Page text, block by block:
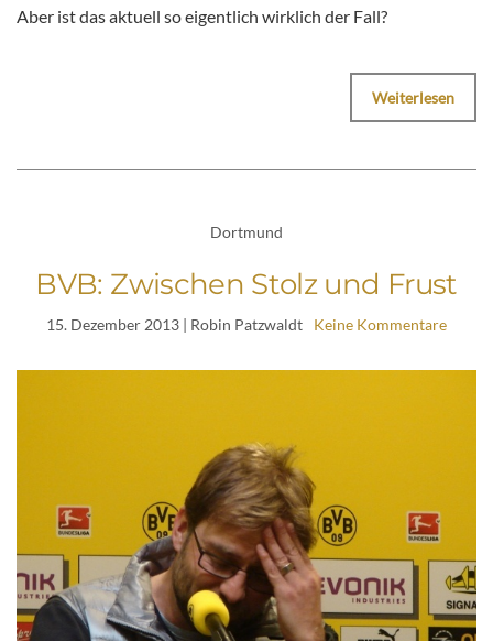
Aber ist das aktuell so eigentlich wirklich der Fall?
Weiterlesen
Dortmund
BVB: Zwischen Stolz und Frust
15. Dezember 2013 | Robin Patzwaldt Keine Kommentare